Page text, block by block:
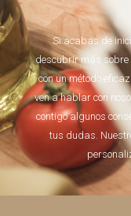
Si acabas de
descubrir más sobre
con un método
ven a hablar con
contigo algunos
tus dudas.